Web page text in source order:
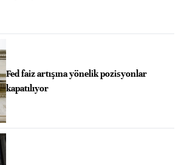
Fed faiz artışına yönelik pozisyonlar
kapatılıyor